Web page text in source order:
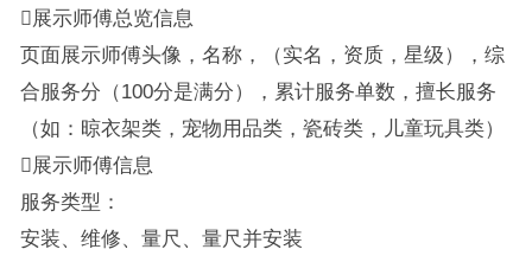
展示师傅总览信息
页面展示师傅头像，名称，（实名，资质，星级），综
合服务分（100分是满分），累计服务单数，擅长服务
（如：晾衣架类，宠物用品类，瓷砖类，儿童玩具类）
展示师傅信息
服务类型：
安装、维修、量尺、量尺并安装